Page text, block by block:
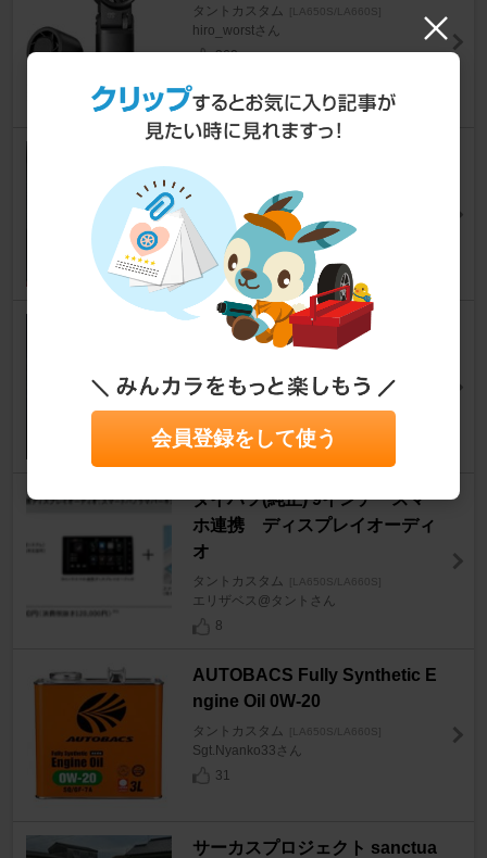
タントカスタム [LA650S/LA660S]
hiro_worstさん
360
カバー
タントカスタム [LA650S/LA660S]
ゼロさんさん
15
AUXITO バックランプ LED
m正mさん
ダイハツ(純正) 9インチ スマ
ホ連携 ディスプレイオーディ
オ
タントカスタム [LA650S/LA660S]
エリザベス@タントさん
8
AUTOBACS Fully Synthetic E
ngine Oil 0W-20
タントカスタム [LA650S/LA660S]
Sgt.Nyanko33さん
31
サーカスプロジェクト sanctua
会員登録をして使う